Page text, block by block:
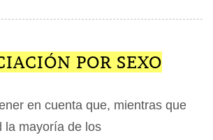
POR SEXO
en cuenta que, mientras que
la mayoría de los